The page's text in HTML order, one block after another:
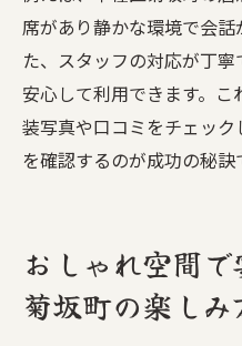
席があり静かな環境で会
た、スタッフの対応が丁
安心して利用できます。
装写真や口コミをチェッ
を確認するのが成功の秘訣
おしゃれ空間
菊坂町の楽しみ